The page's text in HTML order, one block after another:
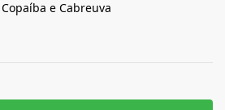
e Cabreuva